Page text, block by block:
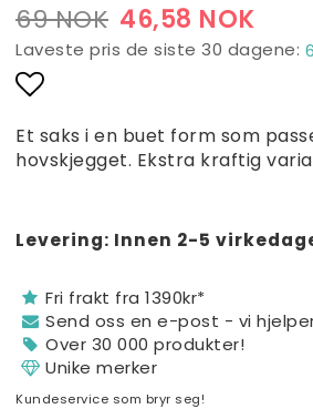
51,30 NOK
60,80 NOK
41,04 NOK
€5,70
€4,56
69 NOK 46,58 NOK
Laveste pris de siste 30 dagene
Add to list of
Et saks i en buet form som
hovskjegget. Ekstra kraftig
Levering: Innen 2-5
Fri frakt fra 1390kr*
Send oss ​​en e-post - vi
Over 30 000 produkter!
Unike merker
Kundeservice som bryr seg!